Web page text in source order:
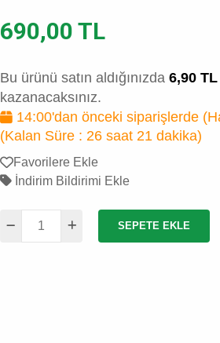
690,00 TL
Bu ürünü satın aldığınızda 6,90
kazanacaksınız.
14:00'dan önceki siparişlerde
(Kalan Süre : 26 saat 21 dakika)
Favorilere Ekle
İndirim Bildirimi Ekle
SEPETE EKLE